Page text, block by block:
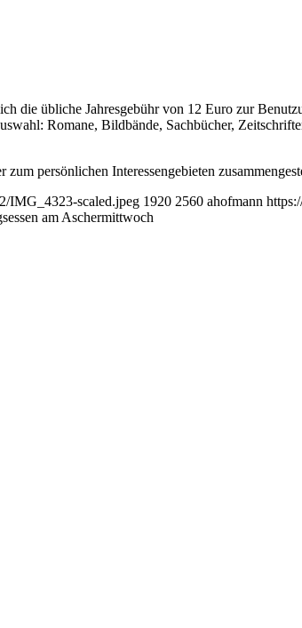
die übliche Jahresgebühr von 12 Euro zur
Romane, Bildbände, Sachbücher,
persönlichen Interessengebieten
IMG_4323-scaled.jpeg 1920 2560 ahofmann
am Aschermittwoch